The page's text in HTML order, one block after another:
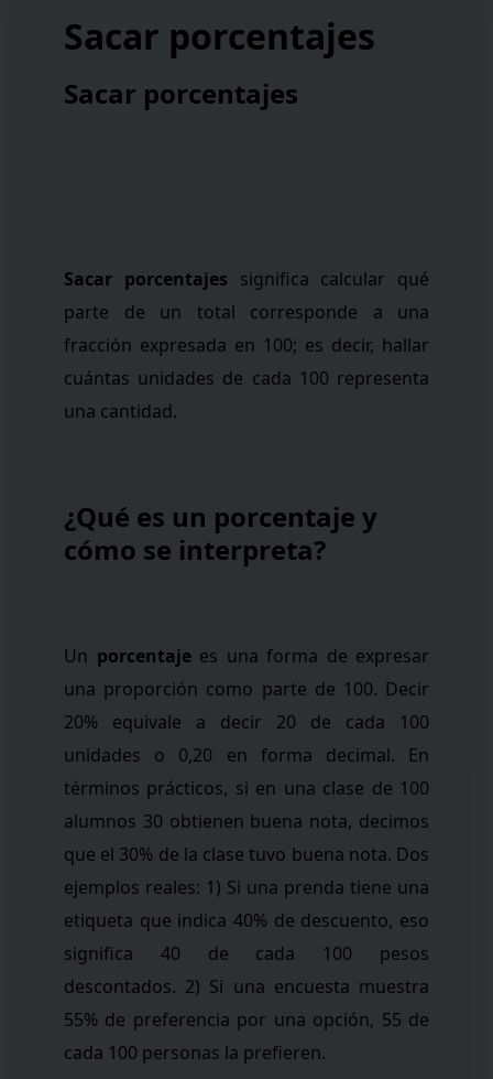
Sacar porcentajes
Sacar porcentajes
Sacar porcentajes significa calcular qué
parte de un total corresponde a una
fracción expresada en 100; es decir, hallar
cuántas unidades de cada 100 representa
una cantidad.
¿Qué es un porcentaje y
cómo se interpreta?
Un porcentajees una forma de expresar
una proporción como parte de 100. Decir
20% equivale a decir 20 de cada 100
unidades o 0,20 en forma decimal. En
términos prácticos, si en una clase de 100
alumnos 30 obtienen buena nota, decimos
que el 30% de la clase tuvo buena nota. Dos
ejemplos reales: 1) Si una prenda tiene una
etiqueta que indica 40% de descuento, eso
significa 40 de cada 100 pesos
descontados. 2) Si una encuesta muestra
55% de preferencia por una opción, 55 de
cada 100 personas la prefieren.